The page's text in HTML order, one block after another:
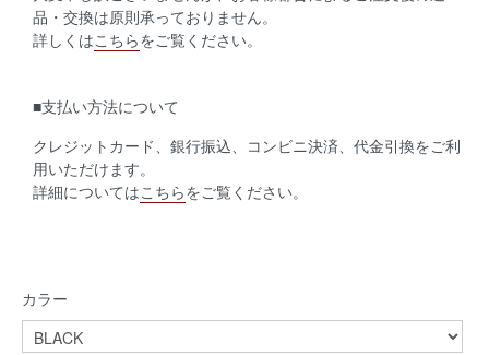
品・交換は原則承っておりません。
詳しくはこちら をご覧ください。
■支払い方法について
クレジットカード、銀行振込、コンビニ決済、代金引換をご利
用いただけます。
詳細についてはこちら をご覧ください。
カラー